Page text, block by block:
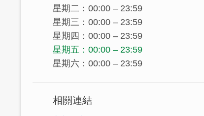
星期二：00:00 – 23:59
星期三：00:00 – 23:59
星期四：00:00 – 23:59
星期五：00:00 – 23:59
星期六：00:00 – 23:59
相關連結